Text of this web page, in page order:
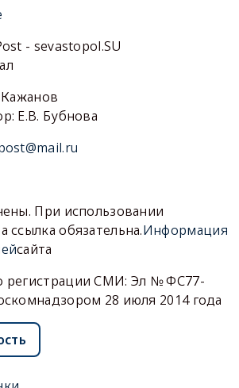
- sevastopol.SU
Е.В. Бубнова
При использовании
ссылка обязательна.Информация
сайта
регистрации СМИ: Эл № ФС77-
28 июля 2014 года